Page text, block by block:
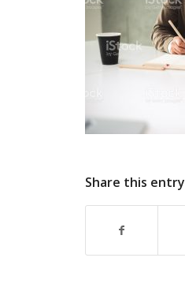
Share this entry